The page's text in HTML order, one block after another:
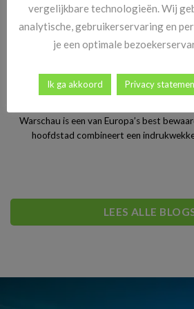
Stedentrip Warschau: ontdek de
Polen’s bruisende
Warschau is een van Europa’s best
hoofdstad combineert een
LEES ALLE
vergelijkbare technologieën. Wij
analytische, gebruikerservaring en
je een optimale
Ik ga akkoord Privacy